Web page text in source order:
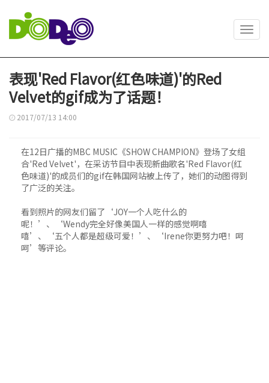
表现'Red Flavor(红色味道)'的Red
Velvet的gif成为了话题！
2017/07/13 14:00
在12日广播的MBC MUSIC《SHOW CHAMPION》登场了女组
合'Red Velvet'，在采访节目中表现新曲歌名'Red Flavor(红
色味道)'的成员们的gif在韩国网站被上传了，她们的动图得到
了广泛的关注。
看到照片的网友们留了‘JOY一个人吃什么的
呢！’、‘Wendy完全好像美国人一样的感觉啊嘻
嘻’、‘五个人都是超级可爱！’、‘Irene你更努力吧！呵
呵’等评论。